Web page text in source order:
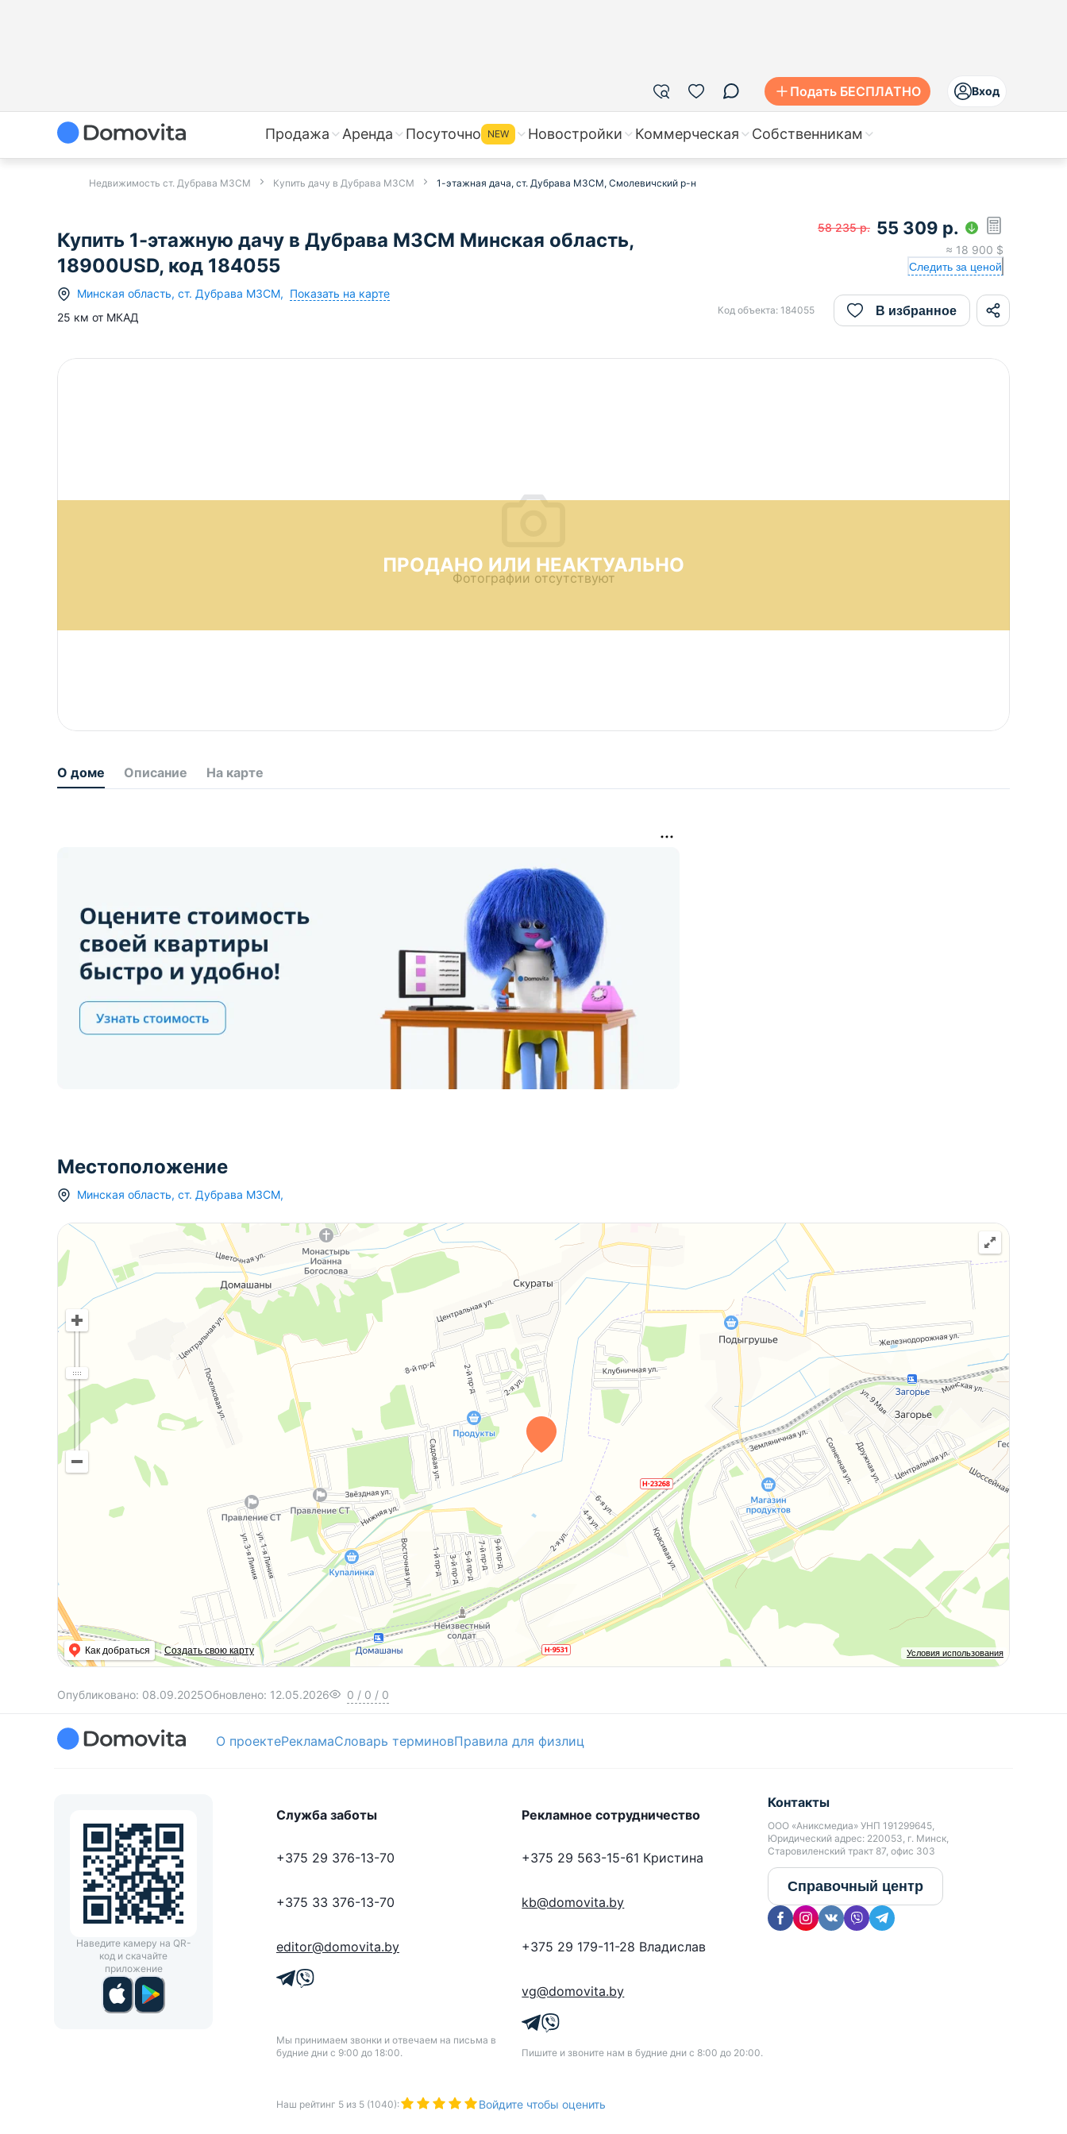
Подать БЕСПЛАТНО Вход
Продажа Аренда Посуточно NEW Новостройки Коммерческая Собственникам
Недвижимость ст. Дубрава МЗСМ Купить дачу в Дубрава МЗСМ 1-этажная дача, ст. Дубрава МЗСМ, Смолевичский р-н
Купить 1-этажную дачу в Дубрава МЗСМ Минская область,
18900USD, код 184055
Минская область, ст. Дубрава МЗСМ, Показать на карте
25 км от МКАД
58 235 р. 55 309 р.
≈ 18 900 $
Следить за ценой
Код объекта: 184055 В избранное
ПРОДАНО ИЛИ НЕАКТУАЛЬНО
Фотографии отсутствуют
О доме Описание На карте
Местоположение
Минская область, ст. Дубрава МЗСМ,
Условия использования
Как добраться Создать свою карту
Опубликовано: 08.09.2025Обновлено: 12.05.2026 0 / 0 / 0
О проектеРекламаСловарь терминовПравила для физлиц
Наведите камеру на QR-
код и скачайте
приложение
Служба заботы
+375 29 376-13-70
+375 33 376-13-70
editor@domovita.by
Мы принимаем звонки и отвечаем на письма в
будние дни с 9:00 до 18:00.
Рекламное сотрудничество
+375 29 563-15-61 Кристина
kb@domovita.by
+375 29 179-11-28 Владислав
vg@domovita.by
Пишите и звоните нам в будние дни с 8:00 до 20:00.
Контакты
ООО «Аниксмедиа» УНП 191299645,
Юридический адрес: 220053, г. Минск,
Старовиленский тракт 87, офис 303
Справочный центр
Наш рейтинг 5 из 5 (1040): Войдите чтобы оценить